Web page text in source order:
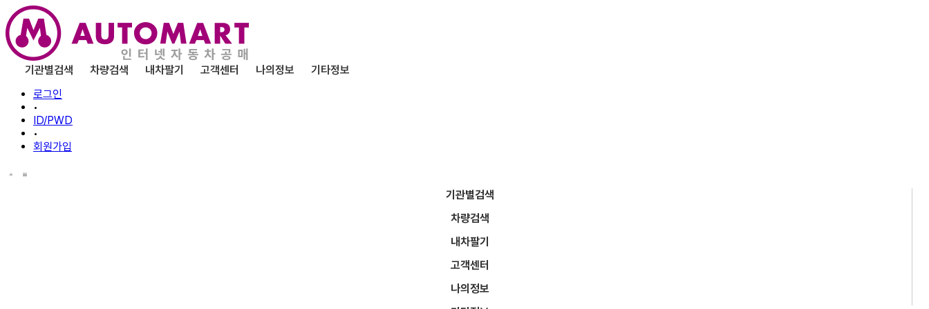
기관별검색 차량검색 내차팔기 고객센터 나의정보
기타정보
로그인
•
ID/PWD
•
회원가입
기관별검색
차량검색
내차팔기
고객센터
나의정보
차량 중에 찜하기로 등록한 차량을 조회할 수 있으며, 찜한차량은 최대 20대까지 등록 가능합니다.